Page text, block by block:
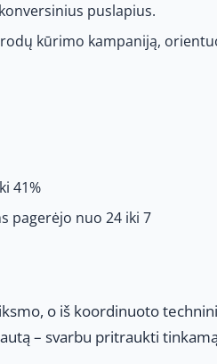
puslapius.
kūrimo kampaniją,
41%
pagerėjo nuo 24 iki 7
o iš koordinuoto
– svarbu pritraukti